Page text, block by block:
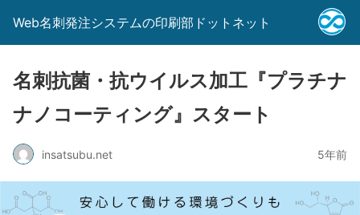
Web名刺発注システムの印刷部ドットネット
名刺抗菌・抗ウイルス加工『プラチナ
ナノコーティング』スタート
insatsubu.net 5年前